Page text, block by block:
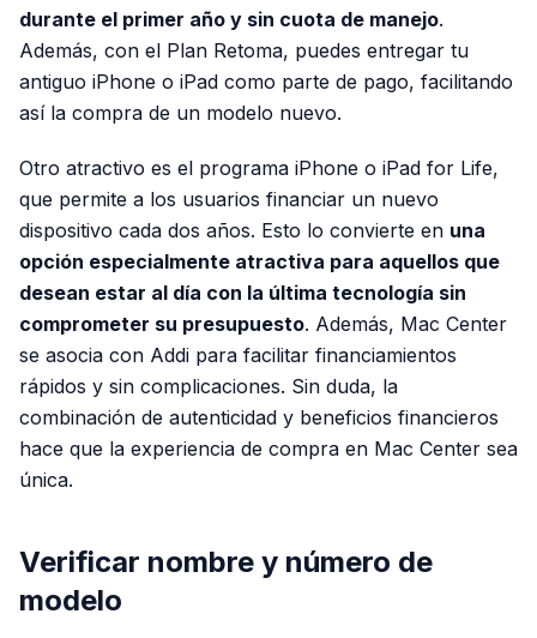
durante el primer año y sin cuota de manejo.
Además, con el Plan Retoma, puedes entregar tu
antiguo iPhone o iPad como parte de pago, facilitando
así la compra de un modelo nuevo.
Otro atractivo es el programa iPhone o iPad for Life,
que permite a los usuarios financiar un nuevo
dispositivo cada dos años. Esto lo convierte en una
opción especialmente atractiva para aquellos que
desean estar al día con la última tecnología sin
comprometer su presupuesto. Además, Mac Center
se asocia con Addi para facilitar financiamientos
rápidos y sin complicaciones. Sin duda, la
combinación de autenticidad y beneficios financieros
hace que la experiencia de compra en Mac Center sea
única.
Verificar nombre y número de
modelo